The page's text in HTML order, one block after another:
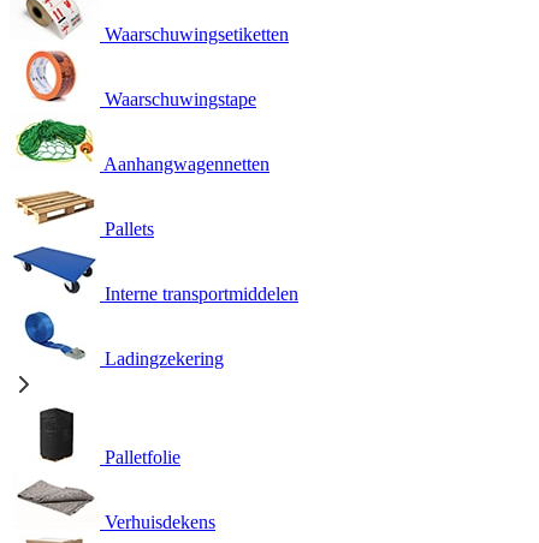
Waarschuwingsetiketten
Waarschuwingstape
Aanhangwagennetten
Pallets
Interne transportmiddelen
Ladingzekering
Palletfolie
Verhuisdekens